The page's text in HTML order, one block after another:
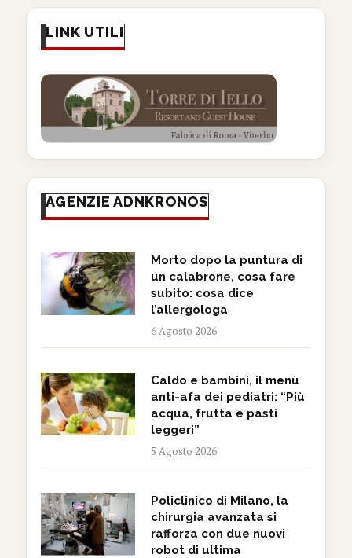
LINK UTILI
AGENZIE ADNKRONOS
Morto dopo la puntura di
un calabrone, cosa fare
subito: cosa dice
l’allergologa
6 Agosto 2026
Caldo e bambini, il menù
anti-afa dei pediatri: “Più
acqua, frutta e pasti
leggeri”
5 Agosto 2026
Policlinico di Milano, la
chirurgia avanzata si
rafforza con due nuovi
robot di ultima